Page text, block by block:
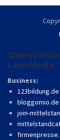
Weitere
LayerMedia:
Business:
123bildung.de
bloggomio.de
join-